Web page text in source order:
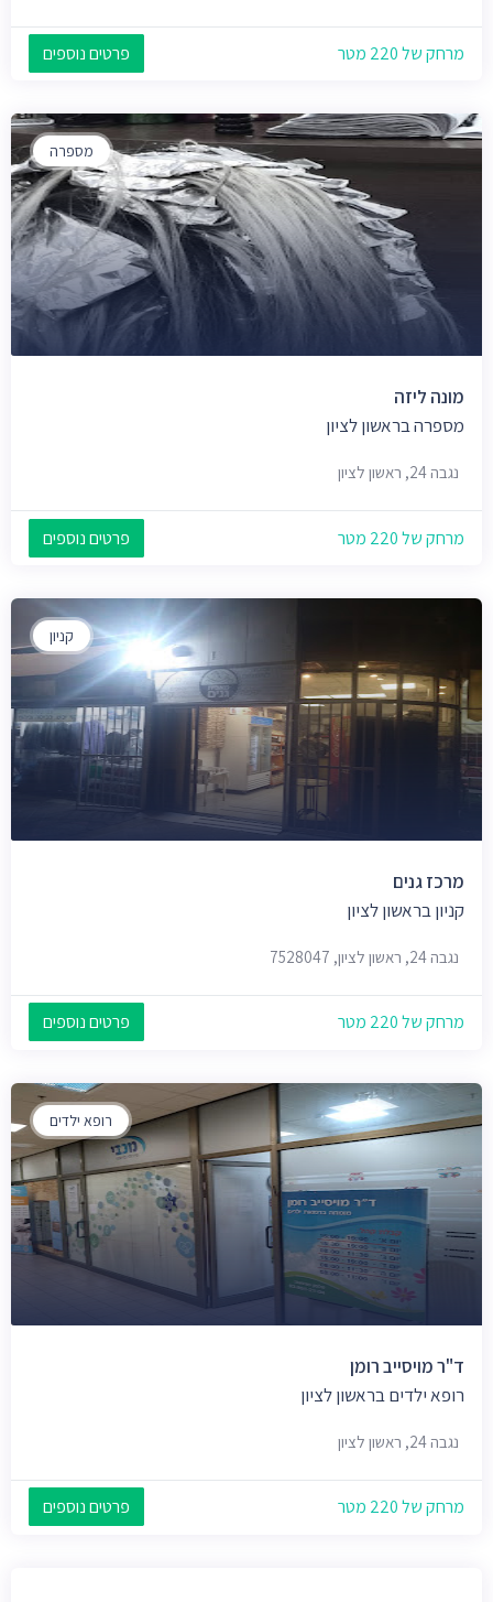
מרחק של 220 מטר פרטים נוספים
מספרה
מונה ליזה
מספרה בראשון לציון
נגבה 24, ראשון לציון
מרחק של 220 מטר פרטים נוספים
קניון
מרכז גנים
קניון בראשון לציון
נגבה 24, ראשון לציון, 7528047
מרחק של 220 מטר פרטים נוספים
רופא ילדים
ד"ר מויסייב רומן
רופא ילדים בראשון לציון
נגבה 24, ראשון לציון
מרחק של 220 מטר פרטים נוספים